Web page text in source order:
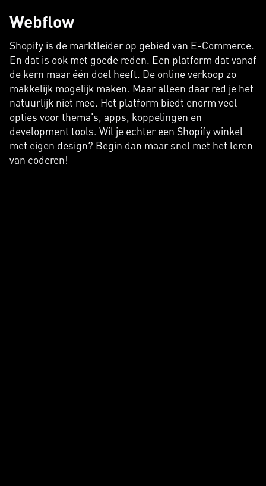
Webflow
Shopify is de marktleider op gebied van E-Commerce.
En dat is ook met goede reden. Een platform dat vanaf
de kern maar één doel heeft. De online verkoop zo
makkelijk mogelijk maken. Maar alleen daar red je het
natuurlijk niet mee. Het platform biedt enorm veel
opties voor thema's, apps, koppelingen en
development tools. Wil je echter een Shopify winkel
met eigen design? Begin dan maar snel met het leren
van coderen!